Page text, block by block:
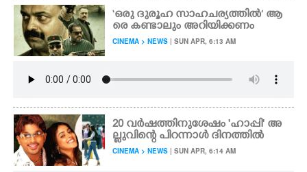
‘ഒരു ദുരൂഹ സാഹചര്യത്തിൽ’ ആ
രെ കണ്ടാലും അറിയിക്കണം
CINEMA > NEWS | SUN APR, 6:13 AM
20 വർഷത്തിനുശേഷം 'ഹാപ്പി' അ
ല്ലുവിന്റെ പിറന്നാൾ ദിനത്തിൽ
CINEMA > NEWS | SUN APR, 6:14 AM